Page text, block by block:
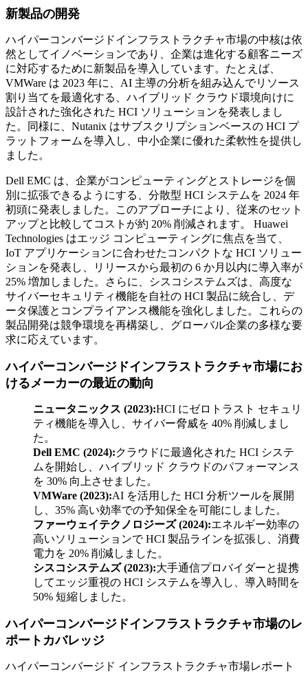
新製品の開発
ハイパーコンバージドインフラストラクチャ市場の中核は依
然としてイノベーションであり、企業は進化する顧客ニーズ
に対応するために新製品を導入しています。たとえば、
VMWare は 2023 年に、AI 主導の分析を組み込んでリソース
割り当てを最適化する、ハイブリッド クラウド環境向けに
設計された強化された HCI ソリューションを発表しまし
た。同様に、Nutanix はサブスクリプションベースの HCI プ
ラットフォームを導入し、中小企業に優れた柔軟性を提供し
ました。
Dell EMC は、企業がコンピューティングとストレージを個
別に拡張できるようにする、分散型 HCI システムを 2024 年
初頭に発表しました。このアプローチにより、従来のセット
アップと比較してコストが約 20% 削減されます。 Huawei
Technologies はエッジ コンピューティングに焦点を当て、
IoT アプリケーションに合わせたコンパクトな HCI ソリュー
ションを発表し、リリースから最初の 6 か月以内に導入率が
25% 増加しました。さらに、シスコシステムズは、高度な
サイバーセキュリティ機能を自社の HCI 製品に統合し、デ
ータ保護とコンプライアンス機能を強化しました。これらの
製品開発は競争環境を再構築し、グローバル企業の多様な要
求に応えています。
ハイパーコンバージドインフラストラクチャ市場にお
けるメーカーの最近の動向
ニュータニックス (2023):HCI にゼロトラスト セキュリ
ティ機能を導入し、サイバー脅威を 40% 削減しまし
た。
Dell EMC (2024):クラウドに最適化された HCI システ
ムを開始し、ハイブリッド クラウドのパフォーマンス
を 30% 向上させました。
VMWare (2023):AI を活用した HCI 分析ツールを展開
し、35% 高い効率での予知保全を可能にしました。
ファーウェイテクノロジーズ (2024):エネルギー効率の
高いソリューションで HCI 製品ラインを拡張し、消費
電力を 20% 削減しました。
シスコシステムズ (2023):大手通信プロバイダーと提携
してエッジ重視の HCI システムを導入し、導入時間を
50% 短縮しました。
ハイパーコンバージドインフラストラクチャ市場のレ
ポートカバレッジ
ハイパーコンバージド インフラストラクチャ市場レポート